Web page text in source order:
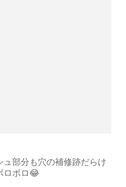
部分も穴の補修跡だらけ
ロボロ😂